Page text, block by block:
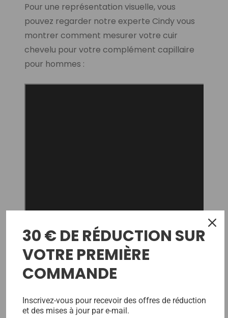
Pour une représentation visuelle, vous
pouvez regarder notre experte Cindy vous
montrer comment mesurer votre cuir
chevelu pour votre complément capillaire
pour hommes :
Empreinte Capillaire
Rapide - Ensemble De
Moules Pour Complément
Capillaire
30 € DE RÉDUCTION SUR
VOTRE PREMIÈRE
COMMANDE
Inscrivez-vous pour recevoir des offres de réduction
et des mises à jour par e-mail.